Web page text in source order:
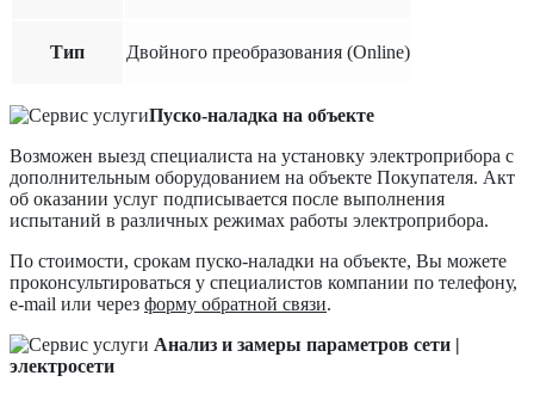
Тип Двойного преобразования (Online)
Пуско-наладка на объекте
Возможен выезд специалиста на установку электроприбора с
дополнительным оборудованием на объекте Покупателя. Акт
об оказании услуг подписывается после выполнения
испытаний в различных режимах работы электроприбора.
По стоимости, срокам пуско-наладки на объекте, Вы можете
проконсультироваться у специалистов компании по телефону,
e-mail или через форму обратной связи.
Анализ и замеры параметров сети |
электросети